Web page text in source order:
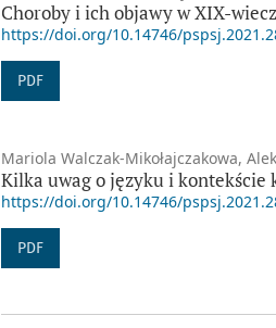
Choroby i ich objawy w XIX-
https://doi.org/10.14746/
PDF
Mariola Walczak-Mikołajczakowa,
Kilka uwag o języku i
https://doi.org/10.14746/
PDF